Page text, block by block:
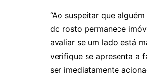
“Ao suspeitar que
do rosto permanece
avaliar se um lado está
verifique se apresenta a
ser imediatamente